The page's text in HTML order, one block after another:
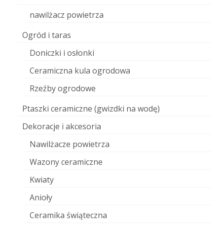
nawilżacz powietrza
Ogród i taras
Doniczki i osłonki
Ceramiczna kula ogrodowa
Rzeźby ogrodowe
Ptaszki ceramiczne (gwizdki na wodę)
Dekoracje i akcesoria
Nawilżacze powietrza
Wazony ceramiczne
Kwiaty
Anioły
Ceramika świąteczna